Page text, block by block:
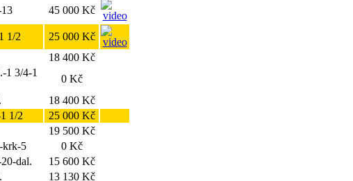
45 000 Kč
1/2
25 000 Kč
18 400 Kč
1 3/4-1
0 Kč
18 400 Kč
1/2
25 000 Kč
19 500 Kč
krk-5
0 Kč
dal.
15 600 Kč
13 130 Kč